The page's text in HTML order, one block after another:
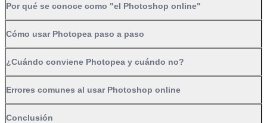
Por qué se conoce como "el Photoshop online"
Cómo usar Photopea paso a paso
¿Cuándo conviene Photopea y cuándo no?
Errores comunes al usar Photoshop online
Conclusión